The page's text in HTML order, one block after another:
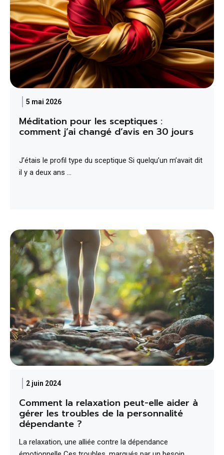
5 mai 2026
Méditation pour les sceptiques :
comment j’ai changé d’avis en 30 jours
J’étais le profil type du sceptique Si quelqu’un m’avait dit
il y a deux ans …
2 juin 2024
Comment la relaxation peut-elle aider à
gérer les troubles de la personnalité
dépendante ?
La relaxation, une alliée contre la dépendance